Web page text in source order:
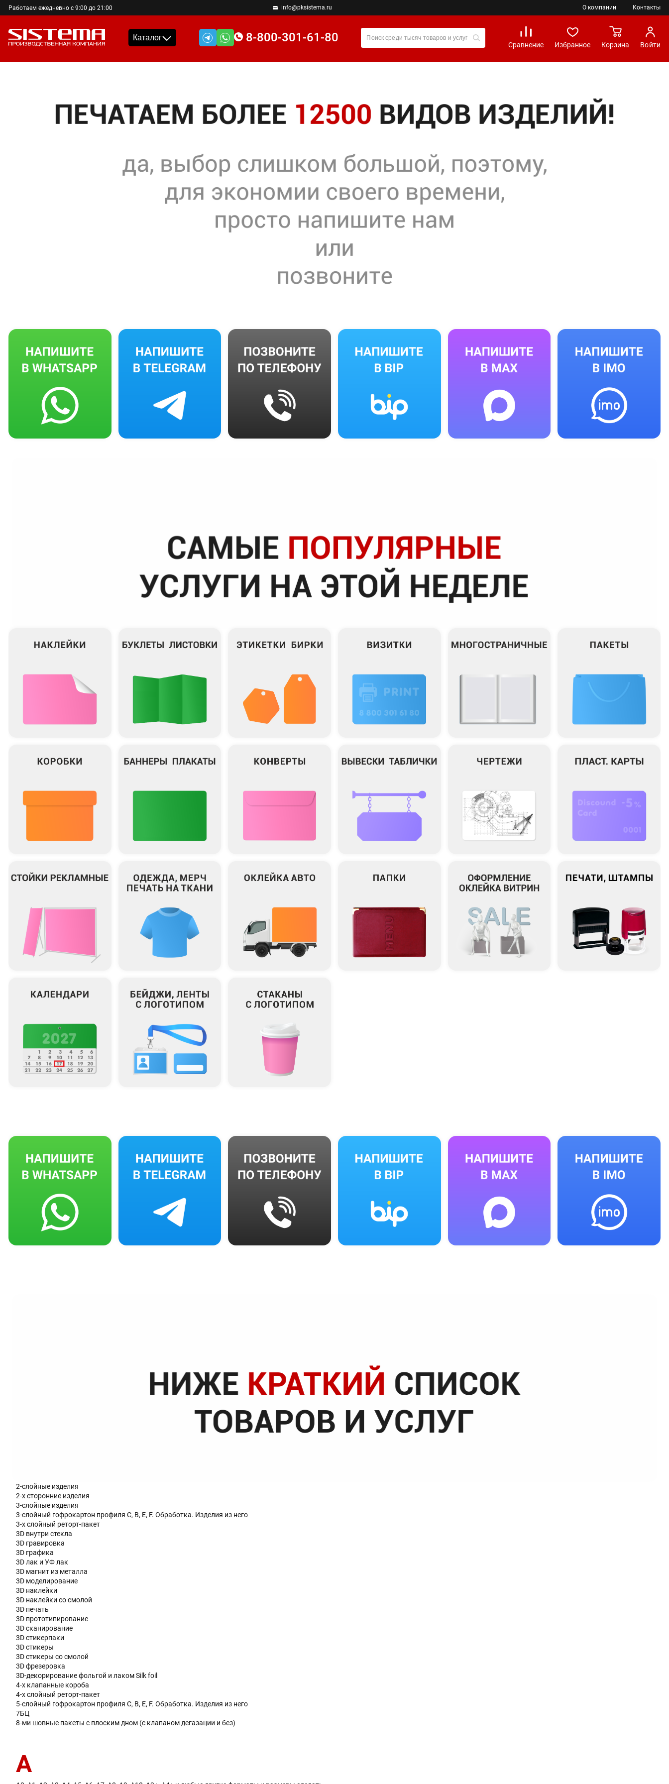
Работаем ежедневно с 9:00 до 21:00 info@pksistema.ru О компании Контакты
Каталог 8-800-301-61-80
Сравнение Избранное Корзина Войти
2-слойные изделия
2-х сторонние изделия
3-слойные изделия
3-слойный гофрокартон профиля C, В, Е, F. Обработка. Изделия из него
3-х слойный реторт-пакет
3D внутри стекла
3D гравировка
3D графика
3D лак и УФ лак
3D магнит из металла
3D моделирование
3D наклейки
3D наклейки со смолой
3D печать
3D прототипирование
3D сканирование
3D стикерпаки
3D стикеры
3D стикеры со смолой
3D фрезеровка
3D-декорирование фольгой и лаком Silk foil
4-х клапанные короба
4-х слойный реторт-пакет
5-слойный гофрокартон профиля C, В, Е, F. Обработка. Изделия из него
7БЦ
8-ми шовные пакеты с плоским дном (с клапаном дегазации и без)
А